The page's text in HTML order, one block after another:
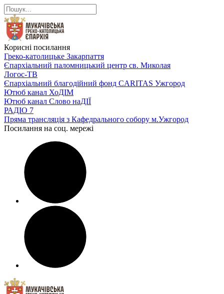
Корисні посилання
Греко-католицьке Закарпаття
Єпархіальний паломницький центр св. Миколая
Логос-ТВ
Єпархіальний благодійний фонд CARITAS Ужгород
Ютюб канал ХоДІМ
Ютюб канал Слово наДІЇ
РАДІО 7
Пряма трансляція з Кафедрального собору м.Ужгород
Посилання на соц. мережі